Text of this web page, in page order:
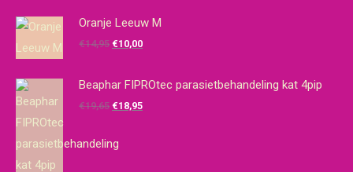
Oranje Leeuw M
€14,95 Oorspronkelijke
was:
€14,95.
€10,00Huidige
is:
€10,00.
Beaphar FIPROtec parasietbehandeling kat 4pip
€19,65 Oorspronkelijke
was:
€18,95Huidige